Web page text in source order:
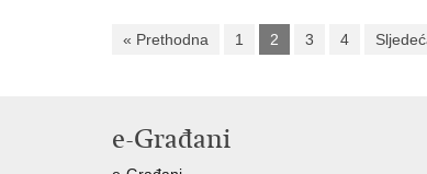
« Prethodna 1 2 3 4
e-Građani